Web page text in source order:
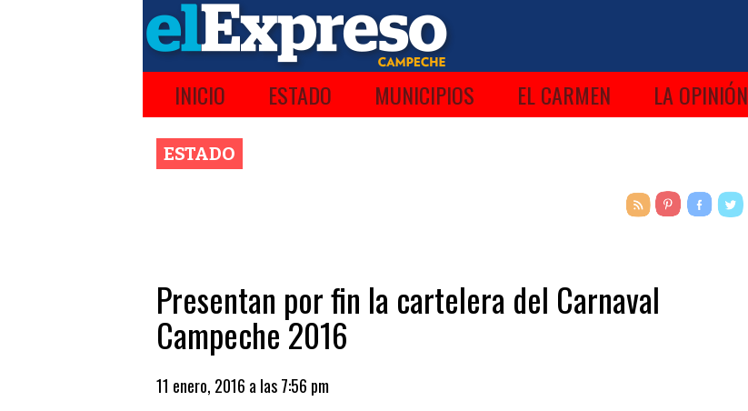
INICIO ESTADO MUNICIPIOS EL CARMEN LA OPINIÓN
ESTADO
Presentan por fin la cartelera del Carnaval
Campeche 2016
11 enero, 2016 a las 7:56 pm